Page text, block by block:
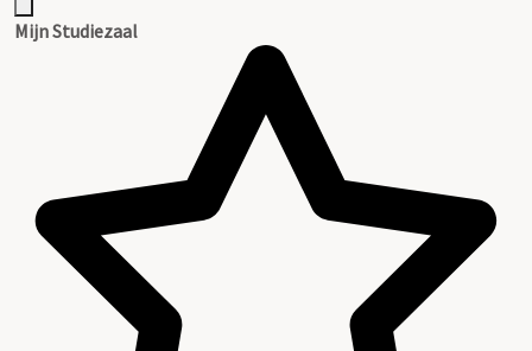
Mijn Studiezaal